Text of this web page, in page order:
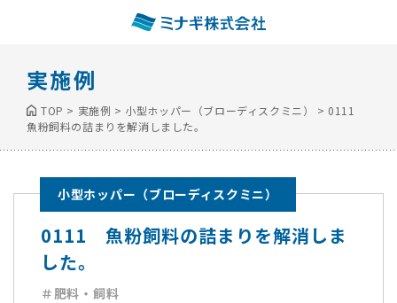
実施例
TOP > 実施例 > 小型ホッパー（ブローディスクミニ） > 0111
魚粉飼料の詰まりを解消しました。
小型ホッパー（ブローディスクミニ）
0111 魚粉飼料の詰まりを解消しま
した。
＃肥料・飼料